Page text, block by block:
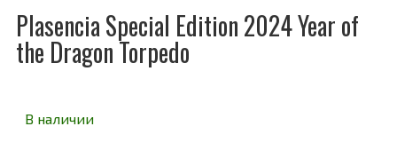
Plasenсia Special Edition 2024 Year of
the Dragon Torpedo
В наличии